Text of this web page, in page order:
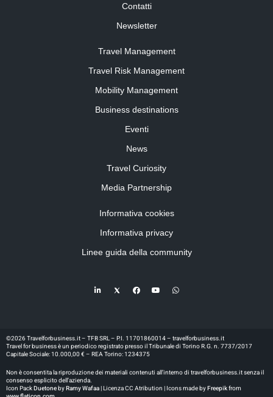
Contatti
Newsletter
Travel Management
Travel Risk Management
Mobility Management
Business destinations
Eventi
News
Travel Curiosity
Media Partnership
Informativa cookies
Informativa privacy
Linee guida della community
©2026 Travelforbusiness.it – TFB SRL – P.I. 11701860014 – travelforbusiness.it
Travel for business è un periodico registrato presso il Tribunale di Torino R.G. n. 7737/2017
Capitale Sociale: 10.000,00 € – REA Torino: 1234375
Non è consentita la riproduzione dei materiali contenuti all’interno di travelforbusiness.it senza il
consenso esplicito dell’azienda.
Icon PackDuetonebyRamy Wafaa |Licenza CC Atribution | Icons made byFreepikfrom